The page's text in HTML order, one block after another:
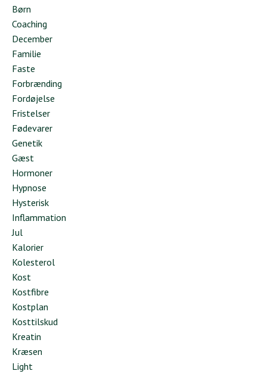
Børn
Coaching
December
Familie
Faste
Forbrænding
Fordøjelse
Fristelser
Fødevarer
Genetik
Gæst
Hormoner
Hypnose
Hysterisk
Inflammation
Jul
Kalorier
Kolesterol
Kost
Kostfibre
Kostplan
Kosttilskud
Kreatin
Kræsen
Light